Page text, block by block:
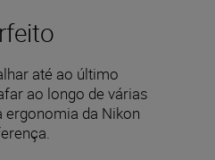
até ao último
ao longo de várias
ergonomia da Nikon